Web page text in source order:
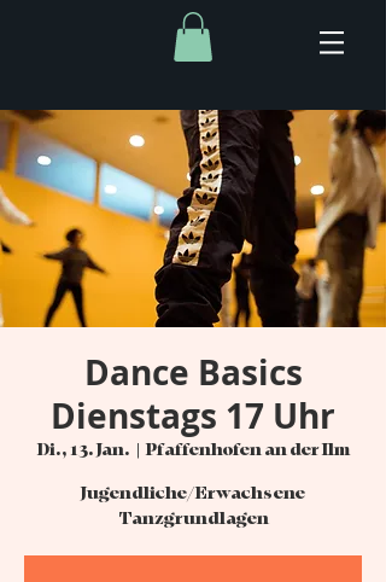
Dance Basics
Dienstags 17 Uhr
Di., 13. Jan.
  |
Pfaffenhofen an der Ilm
Jugendliche/Erwachsene
Tanzgrundlagen